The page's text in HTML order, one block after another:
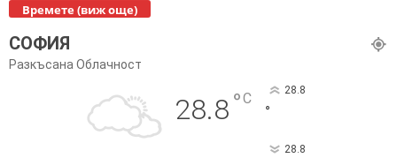
Времете (виж още)
СОФИЯ
Разкъсана Облачност
28.8°C 28.8
°
28.8